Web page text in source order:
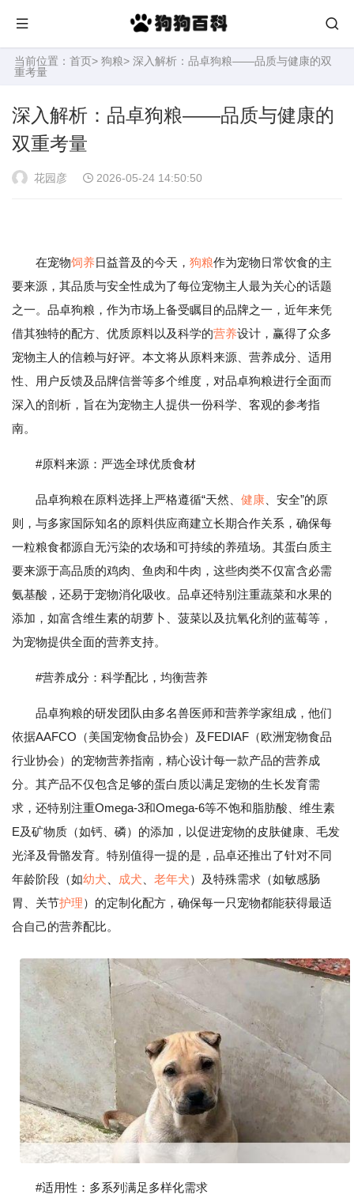
当前位置： 首页> 狗粮> 深入解析：品卓狗粮——品质与健康的双
重考量
深入解析：品卓狗粮——品质与健康的
双重考量
花园彦 2026-05-24 14:50:50
在宠物饲养日益普及的今天， 狗粮作为宠物日常饮食的主
要来源，其品质与安全性成为了每位宠物主人最为关心的话题
之一。品卓狗粮，作为市场上备受瞩目的品牌之一，近年来凭
借其独特的配方、优质原料以及科学的营养设计，赢得了众多
宠物主人的信赖与好评。本文将从原料来源、营养成分、适用
性、用户反馈及品牌信誉等多个维度，对品卓狗粮进行全面而
深入的剖析，旨在为宠物主人提供一份科学、客观的参考指
南。
#原料来源：严选全球优质食材
品卓狗粮在原料选择上严格遵循“天然、 健康 、安全”的原
则，与多家国际知名的原料供应商建立长期合作关系，确保每
一粒粮食都源自无污染的农场和可持续的养殖场。其蛋白质主
要来源于高品质的鸡肉、鱼肉和牛肉，这些肉类不仅富含必需
氨基酸，还易于宠物消化吸收。品卓还特别注重蔬菜和水果的
添加，如富含维生素的胡萝卜、菠菜以及抗氧化剂的蓝莓等，
为宠物提供全面的营养支持。
#营养成分：科学配比，均衡营养
品卓狗粮的研发团队由多名兽医师和营养学家组成，他们
依据AAFCO（美国宠物食品协会）及FEDIAF（欧洲宠物食品
行业协会）的宠物营养指南，精心设计每一款产品的营养成
分。其产品不仅包含足够的蛋白质以满足宠物的生长发育需
求，还特别注重Omega-3和Omega-6等不饱和脂肪酸、维生素
E及矿物质（如钙、磷）的添加，以促进宠物的皮肤健康、毛发
光泽及骨骼发育。特别值得一提的是，品卓还推出了针对不同
年龄阶段（如幼犬 成犬 老年犬）及特殊需求（如敏感肠
胃、关节护理）的定制化配方，确保每一只宠物都能获得最适
合自己的营养配比。
#适用性：多系列满足多样化需求